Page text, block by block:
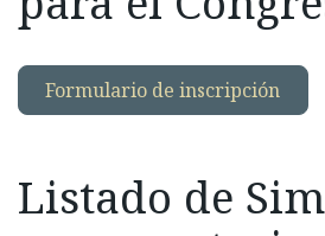
Formulario de inscripción
Listado de